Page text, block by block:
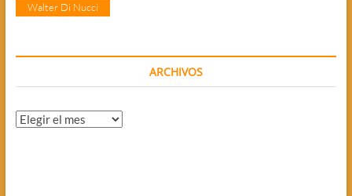
Walter Di Nucci
ARCHIVOS
Archivos